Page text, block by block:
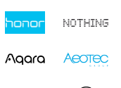
IPHONE AIR